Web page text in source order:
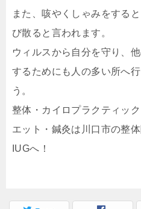
また、咳やくしゃみをする
び散ると言われます。
ウィルスから自分を守り、
するためにも人の多い所へ
う。
整体・カイロプラクティッ
エット・鍼灸は川口市の整
IUGへ！